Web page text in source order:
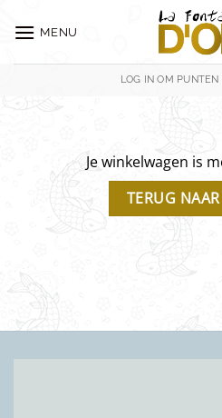
naar
MENU
LOG IN OM PUNTEN
Je winkelwagen is
TERUG